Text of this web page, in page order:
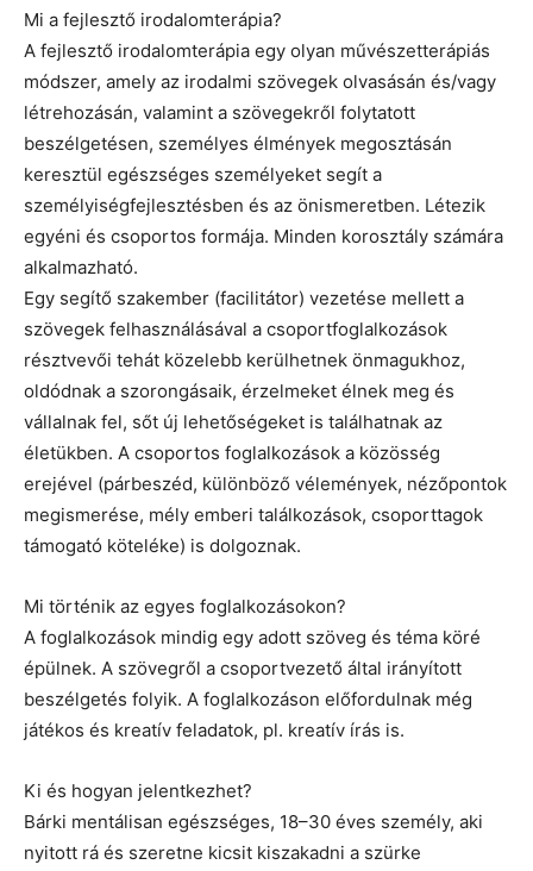
Mi a fejlesztő irodalomterápia?
A fejlesztő irodalomterápia egy olyan művészetterápiás
módszer, amely az irodalmi szövegek olvasásán és/vagy
létrehozásán, valamint a szövegekről folytatott
beszélgetésen, személyes élmények megosztásán
keresztül egészséges személyeket segít a
személyiségfejlesztésben és az önismeretben. Létezik
egyéni és csoportos formája. Minden korosztály számára
alkalmazható.
Egy segítő szakember (facilitátor) vezetése mellett a
szövegek felhasználásával a csoportfoglalkozások
résztvevői tehát közelebb kerülhetnek önmagukhoz,
oldódnak a szorongásaik, érzelmeket élnek meg és
vállalnak fel, sőt új lehetőségeket is találhatnak az
életükben. A csoportos foglalkozások a közösség
erejével (párbeszéd, különböző vélemények, nézőpontok
megismerése, mély emberi találkozások, csoporttagok
támogató köteléke) is dolgoznak.
Mi történik az egyes foglalkozásokon?
A foglalkozások mindig egy adott szöveg és téma köré
épülnek. A szövegről a csoportvezető által irányított
beszélgetés folyik. A foglalkozáson előfordulnak még
játékos és kreatív feladatok, pl. kreatív írás is.
Ki és hogyan jelentkezhet?
Bárki mentálisan egészséges, 18–30 éves személy, aki
nyitott rá és szeretne kicsit kiszakadni a szürke